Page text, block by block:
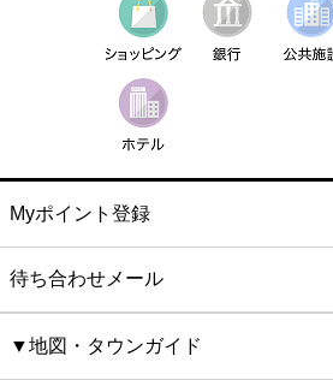
Myポイント登録
待ち合わせメール
▼地図・タウンガイド